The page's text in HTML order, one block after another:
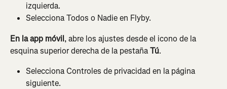
izquierda.
Selecciona Todos o Nadie en Flyby.
En la app móvil, abre los ajustes desde el icono de la
esquina superior derecha de la pestaña Tú.
Selecciona Controles de privacidad en la página
siguiente.